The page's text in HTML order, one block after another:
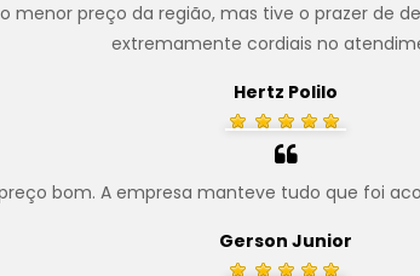
menor preço da região, mas tive o prazer de
extremamente cordiais no
Hertz Polilo
bom. A empresa manteve tudo que foi
Gerson Junior